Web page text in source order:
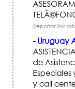
[reportar link
- Uruguay
de
y call